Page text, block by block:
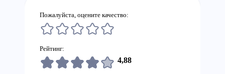
Пожалуйста, оцените качество:
Рейтинг:
4,88